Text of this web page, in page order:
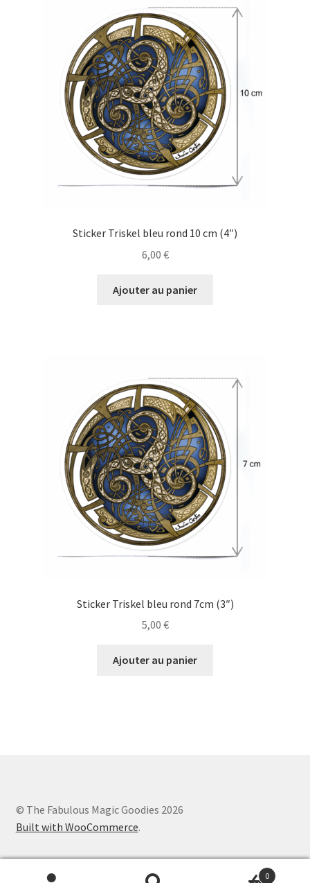
Sticker Triskel bleu rond 10 cm (4″)
6,00 €
Ajouter au panier
Sticker Triskel bleu rond 7cm (3″)
5,00 €
Ajouter au panier
© The Fabulous Magic Goodies 2026
Built with WooCommerce.
0